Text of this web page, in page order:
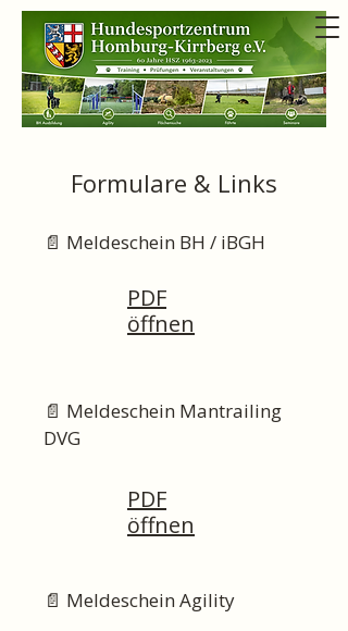
Formulare & Links
📄 Meldeschein BH / iBGH
PDF
öffnen
📄 Meldeschein Mantrailing
DVG
PDF
öffnen
📄 Meldeschein Agility